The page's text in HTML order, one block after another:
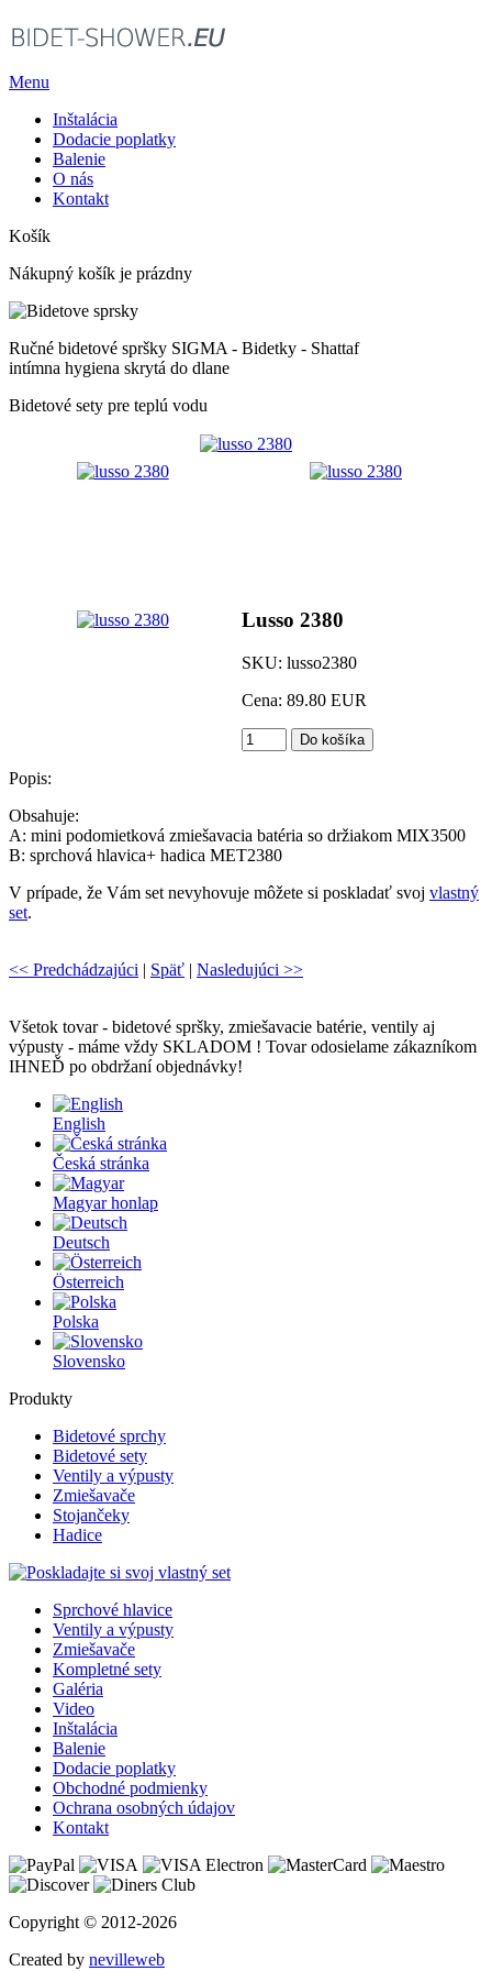
Menu
Inštalácia
Dodacie poplatky
Balenie
O nás
Kontakt
Košík
Nákupný košík je prázdny
Ručné bidetové spršky SIGMA - Bidetky - Shattaf
intímna hygiena skrytá do dlane
Bidetové sety pre teplú vodu
Lusso 2380
SKU:lusso2380
Cena:89.80 EUR
Popis:
Obsahuje:
A: mini podomietková zmiešavacia batéria so držiakom MIX3500
B: sprchová hlavica+ hadica MET2380
V prípade, že Vám set nevyhovuje môžete si poskladať svoj vlastný
set.
<< Predchádzajúci | Späť | Nasledujúci >>
Všetok tovar - bidetové spršky, zmiešavacie batérie, ventily aj
výpusty - máme vždy SKLADOM ! Tovar odosielame zákazníkom
IHNEĎ po obdržaní objednávky!
English
Česká stránka
Magyar honlap
Deutsch
Österreich
Polska
Slovensko
Produkty
Bidetové sprchy
Bidetové sety
Ventily a výpusty
Zmiešavače
Stojančeky
Hadice
Sprchové hlavice
Ventily a výpusty
Zmiešavače
Kompletné sety
Galéria
Video
Inštalácia
Balenie
Dodacie poplatky
Obchodné podmienky
Ochrana osobných údajov
Kontakt
Copyright © 2012-2026
Created by nevilleweb